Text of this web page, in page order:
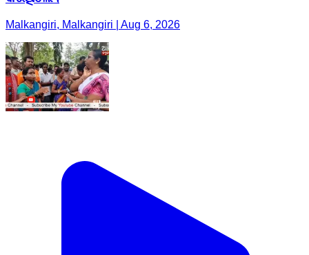
Malkangiri, Malkangiri | Aug 6, 2026